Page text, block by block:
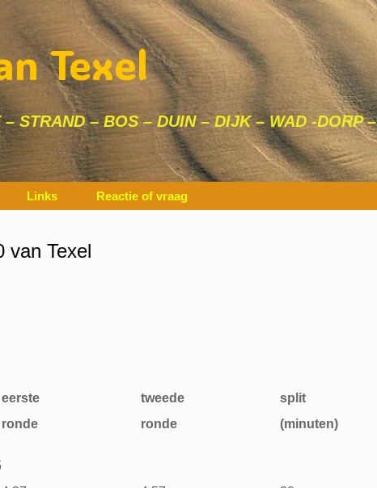
Texel
STRAND – BOS – DUIN – DIJK – WAD -DORP –
Links Reactie of vraag
van Texel
eerste tweede split
ronde
ronde (minuten)